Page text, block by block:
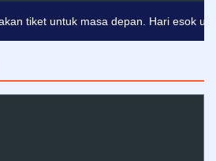
tiket untuk masa depan. Hari esok